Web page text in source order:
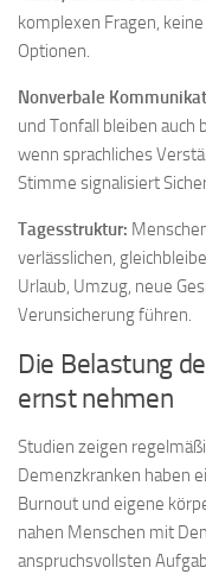
komplexen Fragen,
Optionen.
Nonverbale
und Tonfall bleiben
wenn sprachliches
Stimme signalisiert
Tagesstruktur:
verlässlichen,
Urlaub, Umzug, neue
Verunsicherung führen.
Die Belastung
ernst nehmen
Studien zeigen
Demenzkranken haben
Burnout und eigene
nahen Menschen mit
anspruchsvollsten